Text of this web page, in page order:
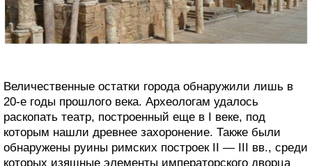
Величественные остатки города обнаружили лишь в
20-е годы прошлого века. Археологам удалось
раскопать театр, построенный еще в I веке, под
которым нашли древнее захоронение. Также были
обнаружены руины римских построек II — III вв., среди
которых изящные элементы императорского дворца